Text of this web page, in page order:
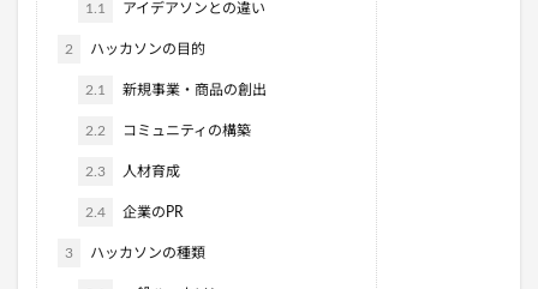
1.1 アイデアソンとの違い
2 ハッカソンの目的
2.1 新規事業・商品の創出
2.2 コミュニティの構築
2.3 人材育成
2.4 企業のPR
3 ハッカソンの種類